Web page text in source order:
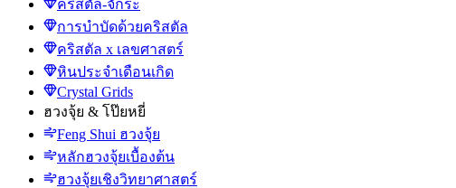
คริสตัล-จักระ
การบำบัดด้วยคริสตัล
คริสตัล x เลขศาสตร์
หินประจำเดือนเกิด
Crystal Grids
ฮวงจุ้ย & โป๊ยหยี่
Feng Shui ฮวงจุ้ย
หลักฮวงจุ้ยเบื้องต้น
ฮวงจุ้ยเชิงวิทยาศาสตร์